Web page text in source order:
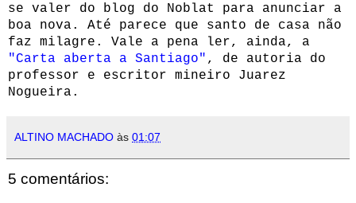
se valer do blog do Noblat para anunciar a
boa nova. Até parece que santo de casa não
faz milagre. Vale a pena ler, ainda, a
"Carta aberta a Santiago" , de autoria do
professor e escritor mineiro Juarez
Nogueira.
ALTINO MACHADO às 01:07
5 comentários: